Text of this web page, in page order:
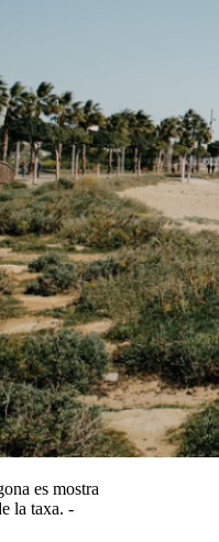
es mostra
la taxa. -